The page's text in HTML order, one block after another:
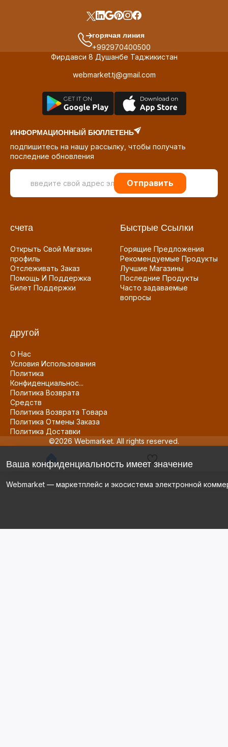
горячая линия
+992970400500
Фирдавси 8 Душанбе Таджикистан
webmarket.tj@gmail.com
ИНФОРМАЦИОННЫЙ БЮЛЛЕТЕНЬ
подпишитесь на нашу рассылку, чтобы получать
последние обновления
Отправить
счета
Открыть Свой Магазин
профиль
Отслеживать Заказ
Помощь И Поддержка
Билет Поддержки
Быстрые Ссылки
Горящие Предложения
Рекомендуемые Продукты
Лучшие Магазины
Последние Продукты
Часто задаваемые
вопросы
другой
О Нас
Условия Использования
Политика
Конфиденциальнос...
Политика Возврата
Средств
Политика Возврата Товара
Политика Отмены Заказа
Политика Доставки
©2026 Webmarket. All rights reserved.
Ваша конфиденциальность имеет значение
Webmarket — маркетплейс и экосистема электронной